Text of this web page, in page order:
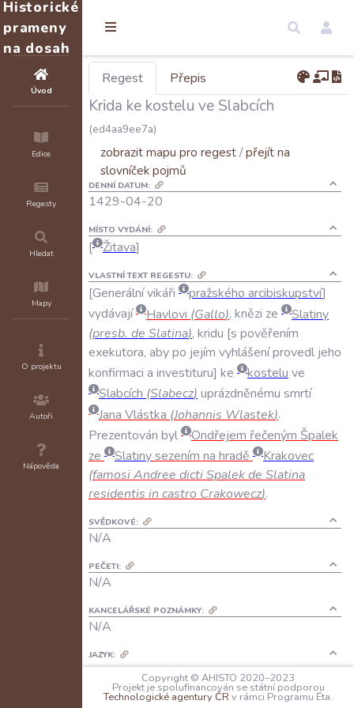
Historické
prameny
na dosah
Úvod
Edice
Regesty
Hledat
Mapy
O projektu
Autoři
Nápověda
Regest Přepis
Krida ke kostelu ve Slabcích
(ed4aa9ee7a)
zobrazit mapu pro regest/přejít na
slovníček pojmů
DENNÍ DATUM:
1429-04-20
MÍSTO VYDÁNÍ:
Žitava
VLASTNÍ TEXT REGESTU:
Generálnívikáři pražského arcibiskupství
vydávají
Havlovi (Gallo), knězi ze
Slatiny
(presb. de Slatina), kridu s pověřením
exekutora, abypo jejím vyhlášeníprovedl jeho
konfirmaci a investituru ke kostelu ve
Slabcích (Slabecz) uprázdněnému smrtí
Jana Vlástka (Johannis Wlastek).
Prezentován byl Ondřejem řečeným Špalek
ze
Slatinysezením na hradě
Krakovec
(famosiAndree dictiSpalekde Slatina
residentis in castro Crakowecz).
SVĚDKOVÉ:
N/A
PEČETI:
N/A
KANCELÁŘSKÉ POZNÁMKY:
N/A
JAZYK:
latina
FORMA DOCHOVÁNÍ:
Copyright © AHISTO 2020–2023
Projekt je spolufinancován se státní podporou
Technologické agentury ČR v rámci Programu Éta.